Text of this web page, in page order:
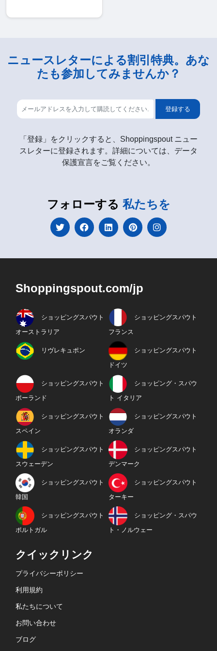
ニュースレターによる割引特典。あな
たも参加してみませんか？
登録する
「登録」をクリックすると、Shoppingspout ニュー
スレターに登録されます。詳細については、データ
保護宣言をご覧ください。
フォローする 私たちを
Shoppingspout.com/jp
ショッピングスパウト
オーストラリア
ショッピングスパウト
フランス
リヴレキュポン ショッピングスパウト
ドイツ
ショッピングスパウト
ポーランド
ショッピング・スパウ
ト イタリア
ショッピングスパウト
スペイン
ショッピングスパウト
オランダ
ショッピングスパウト
スウェーデン
ショッピングスパウト
デンマーク
ショッピングスパウト
韓国
ショッピングスパウト
ターキー
ショッピングスパウト
ポルトガル
ショッピング・スパウ
ト・ノルウェー
クイックリンク
プライバシーポリシー
利用規約
私たちについて
お問い合わせ
ブログ